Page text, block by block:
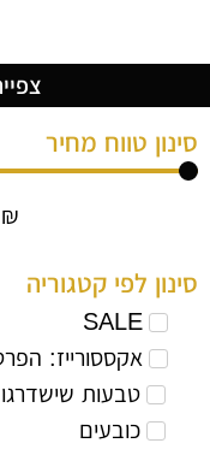
צפייה
טווח מחיר
—
לפי קטגוריה
SALE
אקססורייז: הפרטים
טבעות שישדרגו כל
כובעים